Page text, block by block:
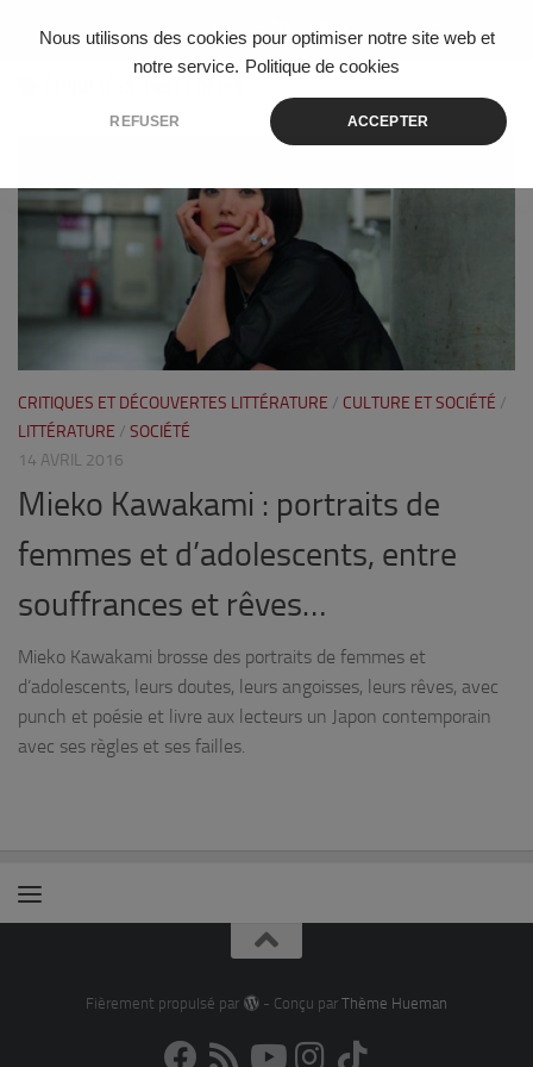
Nous utilisons des cookies pour optimiser notre site web et
notre service. Politique de cookies
REFUSER ACCEPTER
Skip to content
CRITIQUES ET DÉCOUVERTES LITTÉRATURE / CULTURE ET SOCIÉTÉ /
LITTÉRATURE / SOCIÉTÉ
14 AVRIL 2016
Mieko Kawakami : portraits de
femmes et d’adolescents, entre
souffrances et rêves…
Mieko Kawakami brosse des portraits de femmes et
d’adolescents, leurs doutes, leurs angoisses, leurs rêves, avec
punch et poésie et livre aux lecteurs un Japon contemporain
avec ses règles et ses failles.
Fièrement propulsé par - Conçu par Thème Hueman